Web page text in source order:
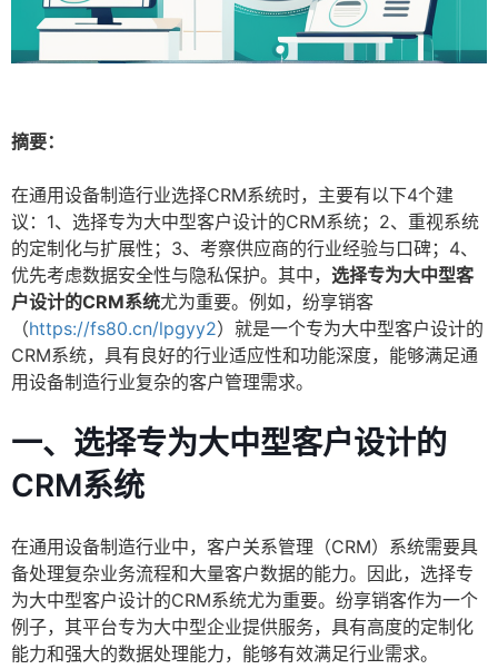
摘要：
在通用设备制造行业选择CRM系统时，主要有以下4个建
议：1、选择专为大中型客户设计的CRM系统；2、重视系统
的定制化与扩展性；3、考察供应商的行业经验与口碑；4、
优先考虑数据安全性与隐私保护。其中， 选择专为大中型客
户设计的CRM系统尤为重要。例如，纷享销客
（https://fs80.cn/lpgyy2）就是一个专为大中型客户设计的
CRM系统，具有良好的行业适应性和功能深度，能够满足通
用设备制造行业复杂的客户管理需求。
一、选择专为大中型客户设计的
CRM系统
在通用设备制造行业中，客户关系管理（CRM）系统需要具
备处理复杂业务流程和大量客户数据的能力。因此，选择专
为大中型客户设计的CRM系统尤为重要。纷享销客作为一个
例子，其平台专为大中型企业提供服务，具有高度的定制化
能力和强大的数据处理能力，能够有效满足行业需求。